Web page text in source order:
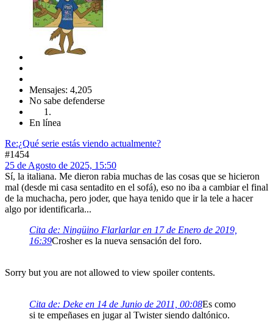
Mensajes: 4,205
No sabe defenderse
En línea
Re:¿Qué serie estás viendo actualmente?
#1454
25 de Agosto de 2025, 15:50
Sí, la italiana. Me dieron rabia muchas de las cosas que se hicieron
mal (desde mi casa sentadito en el sofá), eso no iba a cambiar el final
de la muchacha, pero joder, que haya tenido que ir la tele a hacer
algo por identificarla...
Cita de: Ningüino Flarlarlar en 17 de Enero de 2019,
16:39Crosher es la nueva sensación del foro.
Sorry but you are not allowed to view spoiler contents.
Cita de: Deke en 14 de Junio de 2011, 00:08Es como
si te empeñases en jugar al Twister siendo daltónico.